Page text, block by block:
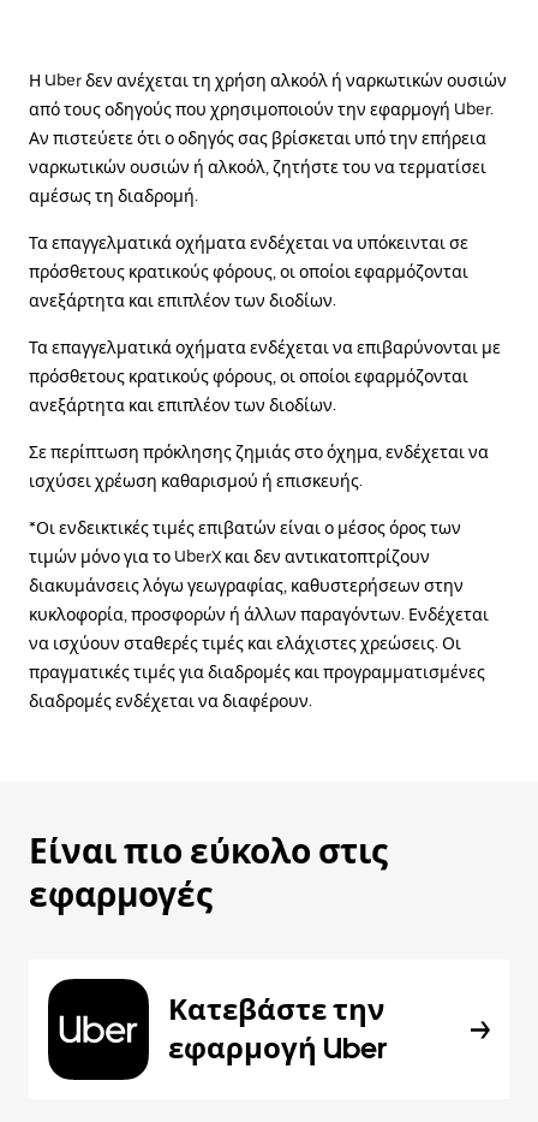
Η Uber δεν ανέχεται τη χρήση αλκοόλ ή ναρκωτικών ουσιών
από τους οδηγούς που χρησιμοποιούν την εφαρμογή Uber.
Αν πιστεύετε ότι ο οδηγός σας βρίσκεται υπό την επήρεια
ναρκωτικών ουσιών ή αλκοόλ, ζητήστε του να τερματίσει
αμέσως τη διαδρομή.
Τα επαγγελματικά οχήματα ενδέχεται να υπόκεινται σε
πρόσθετους κρατικούς φόρους, οι οποίοι εφαρμόζονται
ανεξάρτητα και επιπλέον των διοδίων.
Τα επαγγελματικά οχήματα ενδέχεται να επιβαρύνονται με
πρόσθετους κρατικούς φόρους, οι οποίοι εφαρμόζονται
ανεξάρτητα και επιπλέον των διοδίων.
Σε περίπτωση πρόκλησης ζημιάς στο όχημα, ενδέχεται να
ισχύσει χρέωση καθαρισμού ή επισκευής.
*Οι ενδεικτικές τιμές επιβατών είναι ο μέσος όρος των
τιμών μόνο για το UberX και δεν αντικατοπτρίζουν
διακυμάνσεις λόγω γεωγραφίας, καθυστερήσεων στην
κυκλοφορία, προσφορών ή άλλων παραγόντων. Ενδέχεται
να ισχύουν σταθερές τιμές και ελάχιστες χρεώσεις. Οι
πραγματικές τιμές για διαδρομές και προγραμματισμένες
διαδρομές ενδέχεται να διαφέρουν.
Είναι πιο εύκολο στις
εφαρμογές
Κατεβάστε την
εφαρμογή Uber